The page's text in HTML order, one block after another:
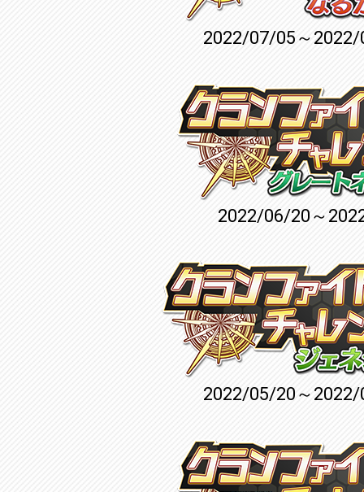
2022/07/05～
2022/06/20～
2022/05/20～